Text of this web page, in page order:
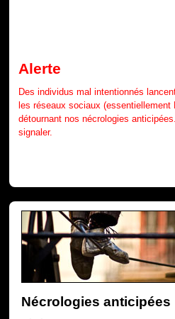
Alerte
Des individus mal intentionnés
les réseaux sociaux (essentiellement
détournant nos nécrologies
signaler.
Nécrologies anticipées